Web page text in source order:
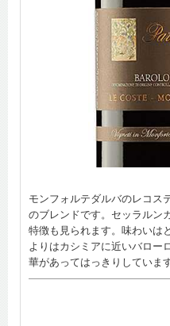
モンフォルテダルバのレコス
のブレンドです。セッラルン
特徴も見られます。味わいは
よりはカシミアに近いバロー
華があってはっきりしています